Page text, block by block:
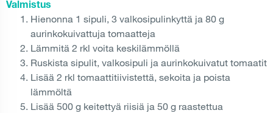
Valmistus
Hienonna 1 sipuli, 3 valkosipulinkyttä ja 80 g
aurinkokuivattuja tomaatteja
Lämmitä 2 rkl voita keskilämmöllä
Ruskista sipulit, valkosipuli ja aurinkokuivatut tomaatit
Lisää 2 rkl tomaattitiivistettä, sekoita ja poista
lämmöltä
Lisää 500 g keitettyä riisiä ja 50 g raastettua